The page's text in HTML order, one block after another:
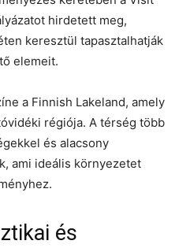
hirdetett meg,
keresztül tapasztalhatják
elemeit.
a Finnish Lakeland, amely
régiója. A térség több
és alacsony
ami ideális környezetet
és